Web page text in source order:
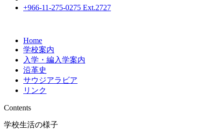
+966-11-275-0275 Ext.2727
Home
学校案内
入学・編入学案内
沿革史
サウジアラビア
リンク
Contents
学校生活の様子